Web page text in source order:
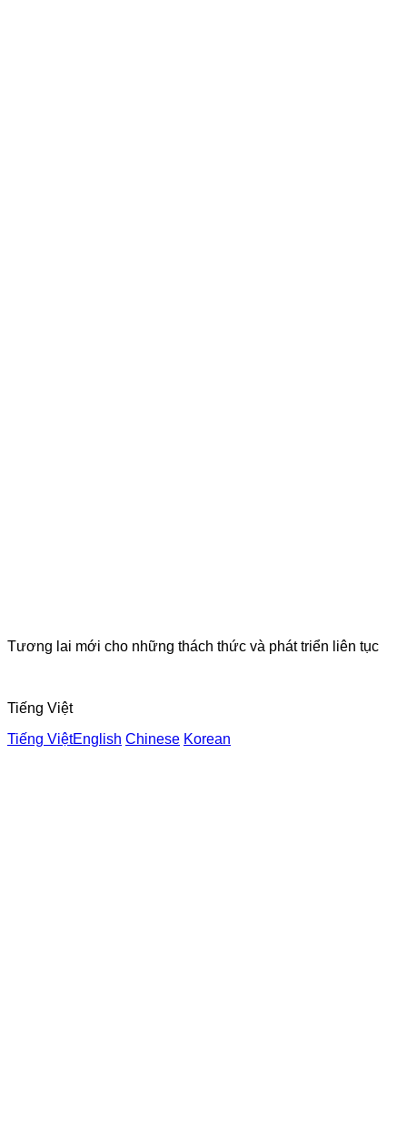
Tương lai mới cho những thách thức và phát triển liên tục
Tiếng Việt
Tiếng ViệtEnglish Chinese Korean